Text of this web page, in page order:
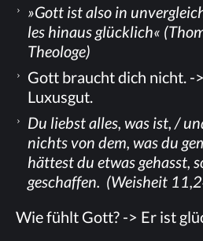
»Gott ist also in
les hin­aus glück­lich«
Theologe)
Gott braucht dich nicht. -
Luxusgut.
Du liebst al­les, was ist, /
nichts von dem, was du
hät­test du et­was ge­hasst,
ge­schaf­fen. (Weis­heit
Wie fühlt Gott? -> Er ist